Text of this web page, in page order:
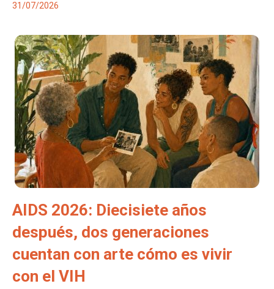
31/07/2026
AIDS 2026: Diecisiete años
después, dos generaciones
cuentan con arte cómo es vivir
con el VIH